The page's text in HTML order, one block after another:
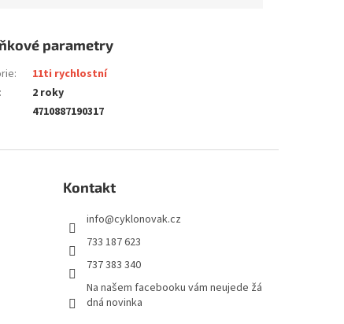
parametry
:
11ti rychlostní
:
2 roky
4710887190317
Kontakt
info@cyklonovak.cz
733 187 623
737 383 340
Na našem facebooku vám neujede žá
dná novinka